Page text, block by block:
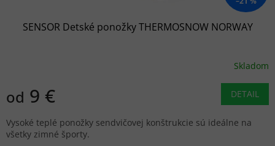
SENSOR Detské ponožky THERMOSNOW NORWAY
Skladom
od 9 € DETAIL
Vysoké teplé ponožky sendvičovej konštrukcie sú ideálne na
všetky zimné športy.